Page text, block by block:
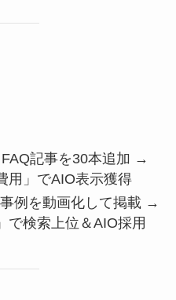
記事を30本追加 →
用」でAIO表示獲得
例を動画化して掲載 →
で検索上位＆AIO採用